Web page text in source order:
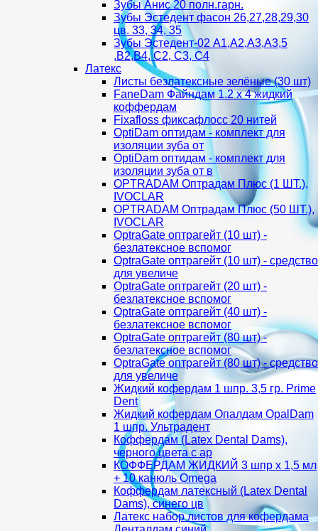
Зубы Анис 20 полн.гарн.
Зубы Эстедент фасон 26,27,28,29,30
цв. 33, 34, 35
Зубы Эстедент-02 А1,А2,А3,А3,5
,В2,В4, С2, С3, С4
Латекс
Листы безлатексные зелёные (30 шт)
FaneDam Файндам 1.2 х 4 жидкий
коффердам
Fixafloss фиксафлосс 20 нитей
OptiDam оптидам - комплект для
изоляции зуба от
OptiDam оптидам - комплект для
изоляции зуба от в
OPTRADAM Оптрадам Плюс (1 ШТ.),
IVOCLAR
OPTRADAM Оптрадам Плюс (50 ШТ.),
IVOCLAR
OptraGate оптрагейт (10 шт) -
безлатексное вспомог
OptraGate оптрагейт (10 шт) - средство
для увеличе
OptraGate оптрагейт (20 шт) -
безлатексное вспомог
OptraGate оптрагейт (40 шт) -
безлатексное вспомог
OptraGate оптрагейт (80 шт) -
безлатексное вспомог
OptraGate оптрагейт (80 шт) - средство
для увеличе
Жидкий кофердам 1 шпр. 3,5 гр. Prime
Dent
Жидкий кофердам Опалдам OpalDam
1 шпр. Ультрадент
Коффердам (Latex Dental Dams),
черного цвета с ар
КОФФЕРДАМ ЖИДКИЙ 3 шпр х 1,5 мл
+ 10 канюль Omega
Коффердам латексный (Latex Dental
Dams), синего цв
Латекс набор листов для кофердама